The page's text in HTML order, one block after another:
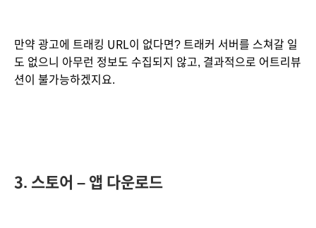
만약 광고에 트래킹 URL이 없다면? 트래커 서버를 스쳐갈 일
도 없으니 아무런 정보도 수집되지 않고, 결과적으로 어트리뷰
션이 불가능하겠지요.
3. 스토어 – 앱 다운로드